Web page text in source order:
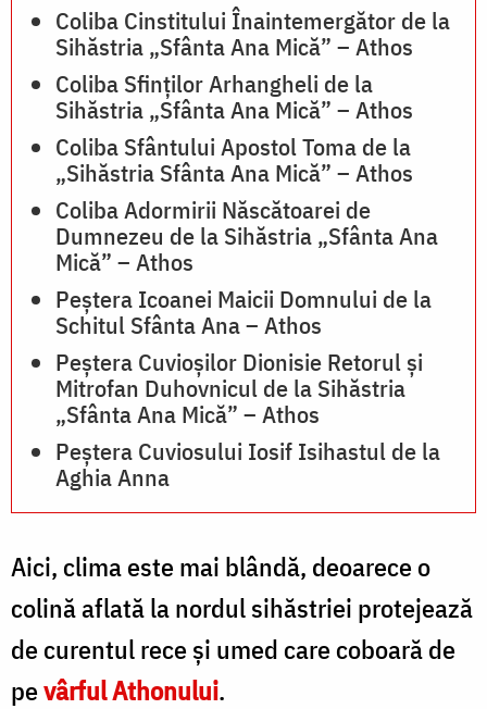
Coliba Cinstitului Înaintemergător de la
Sihăstria „Sfânta Ana Mică” – Athos
Coliba Sfinților Arhangheli de la
Sihăstria „Sfânta Ana Mică” – Athos
Coliba Sfântului Apostol Toma de la
„Sihăstria Sfânta Ana Mică” – Athos
Coliba Adormirii Născătoarei de
Dumnezeu de la Sihăstria „Sfânta Ana
Mică” – Athos
Peștera Icoanei Maicii Domnului de la
Schitul Sfânta Ana – Athos
Peștera Cuvioșilor Dionisie Retorul și
Mitrofan Duhovnicul de la Sihăstria
„Sfânta Ana Mică” – Athos
Peștera Cuviosului Iosif Isihastul de la
Aghia Anna
Aici, clima este mai blândă, deoarece o
colină aflată la nordul sihăstriei protejează
de curentul rece şi umed care coboară de
pevârful Athonului.